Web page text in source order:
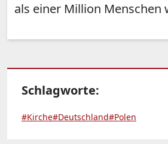
als einer Million
Schlagworte:
#Kirche#Deutschland#Polen